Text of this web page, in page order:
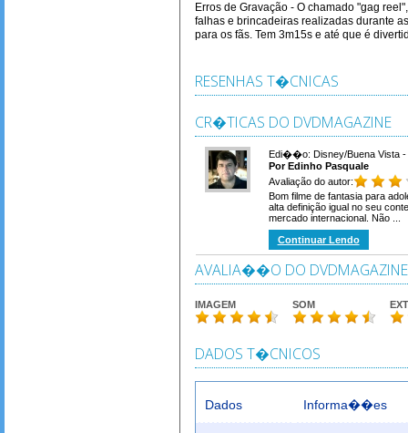
Erros de Gravação - O chamado "gag
falhas e brincadeiras realizadas durante
para os fãs. Tem 3m15s e até que é
RESENHAS T�CNICAS
CR�TICAS DO DVDMAGAZINE
Edi��o: Disney/Buena Vista -
Por Edinho Pasquale
Avaliação do autor:
Bom filme de fantasia para
alta definição igual no seu
mercado internacional. Não ...
Continuar Lendo
AVALIA��O DO DVDMAGAZINE
IMAGEM SOM
DADOS T�CNICOS
Dados Informa��es